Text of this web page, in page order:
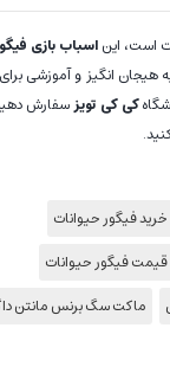
است، ایناسباب بازی
هیجان انگیز و آموزشی
کی کی تویزسفارش
خرید فیگور حیوانات
قیمت فیگور حیوانات
ماکت سگ برنس مانتن